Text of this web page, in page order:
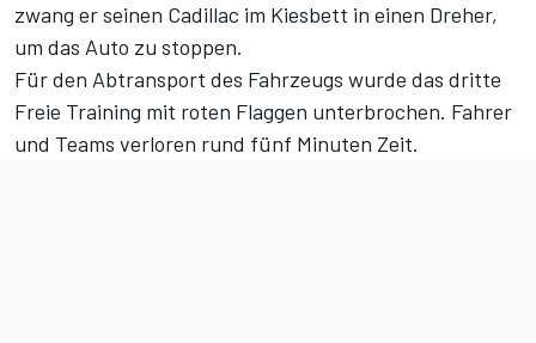
zwang er seinen Cadillac im Kiesbett in einen Dreher,
um das Auto zu stoppen.
Für den Abtransport des Fahrzeugs wurde das dritte
Freie Training mit roten Flaggen unterbrochen. Fahrer
und Teams verloren rund fünf Minuten Zeit.